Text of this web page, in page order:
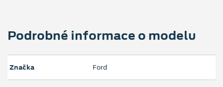
Podrobné informace o modelu
Značka Ford